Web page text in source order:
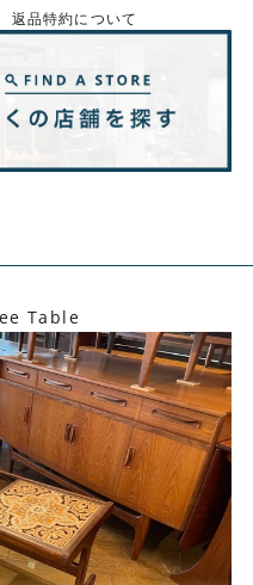
返品特約について
Table